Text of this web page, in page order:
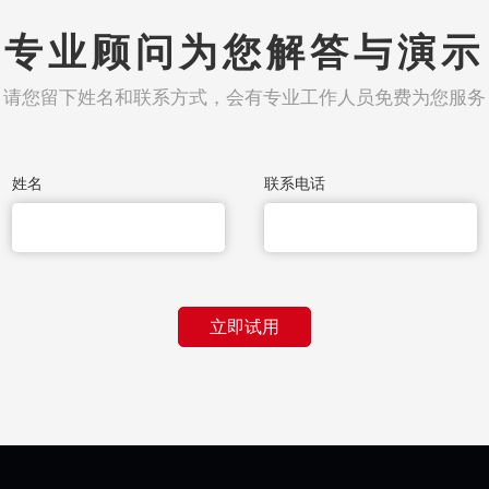
专业顾问为您解答与演示
请您留下姓名和联系方式，会有专业工作人员免费为您服务
姓名 联系电话
立即试用